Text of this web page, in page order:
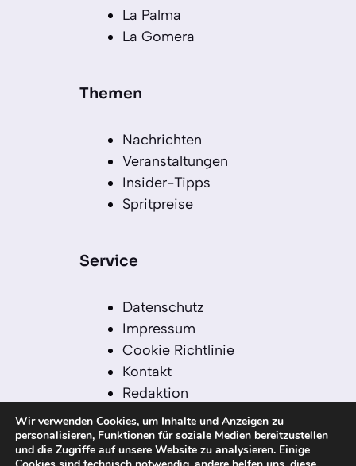
La Palma
La Gomera
Themen
Nachrichten
Veranstaltungen
Insider-Tipps
Spritpreise
Service
Datenschutz
Impressum
Cookie Richtlinie
Kontakt
Redaktion
Redaktionelle Leitlinien
Sitemap
Einsatz von KI in der
Wir verwenden Cookies, um Inhalte und Anzeigen zu
personalisieren, Funktionen für soziale Medien bereitzustellen
und die Zugriffe auf unsere Website zu analysieren. Einige